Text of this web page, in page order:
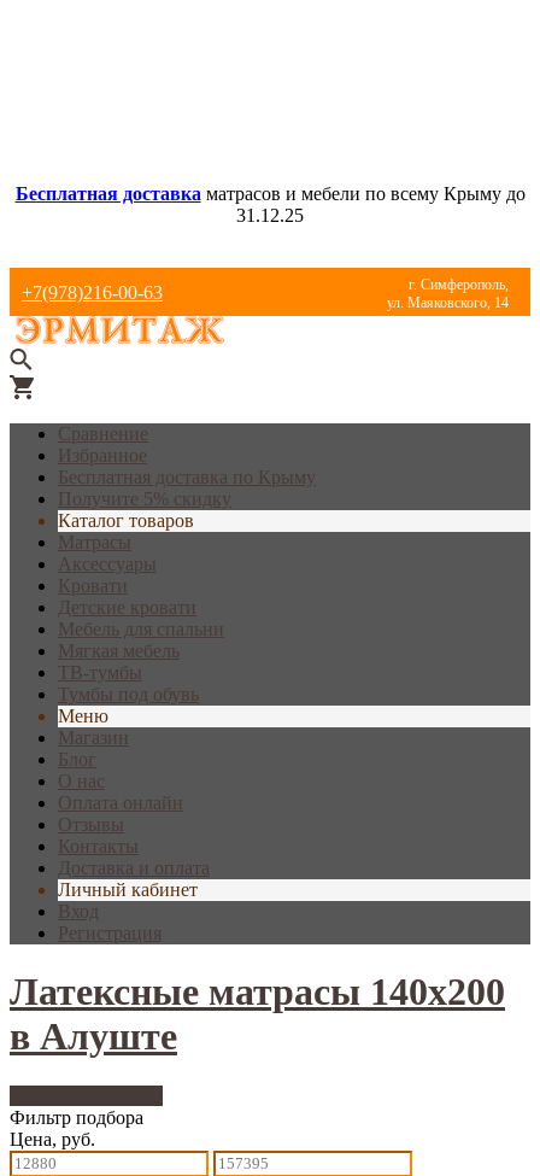
Бесплатная доставка матрасов и мебели по всему Крыму до
31.12.25
+7(978)216-00-63
г. Симферополь,
ул. Маяковского, 14
Сравнение
Избранное
Бесплатная доставка по Крыму
Получите 5% скидку
Каталог товаров
Матрасы
Аксессуары
Кровати
Детские кровати
Мебель для спальни
Мягкая мебель
ТВ-тумбы
Тумбы под обувь
Меню
Магазин
Блог
О нас
Оплата онлайн
Отзывы
Контакты
Доставка и оплата
Личный кабинет
Вход
Регистрация
Латексные матрасы 140x200
в Алуште
Фильтр подбора
Цена, руб.